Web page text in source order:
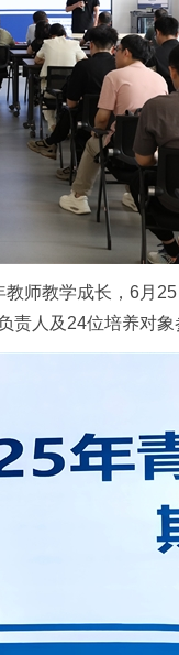
师教学成长，6月
人及24位培养对象